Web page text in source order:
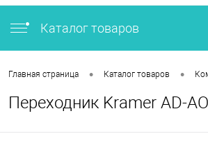
Каталог товаров
Главная страница • Каталог товаров •
Переходник Kramer AD-